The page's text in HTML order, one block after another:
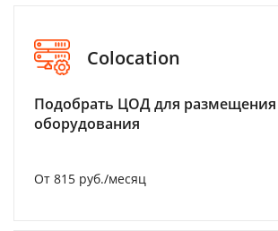
Colocation
Подобрать ЦОД для
оборудования
От 815 руб./месяц